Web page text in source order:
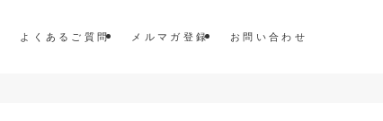
よくあるご質問 メルマガ登録 お問い合わせ